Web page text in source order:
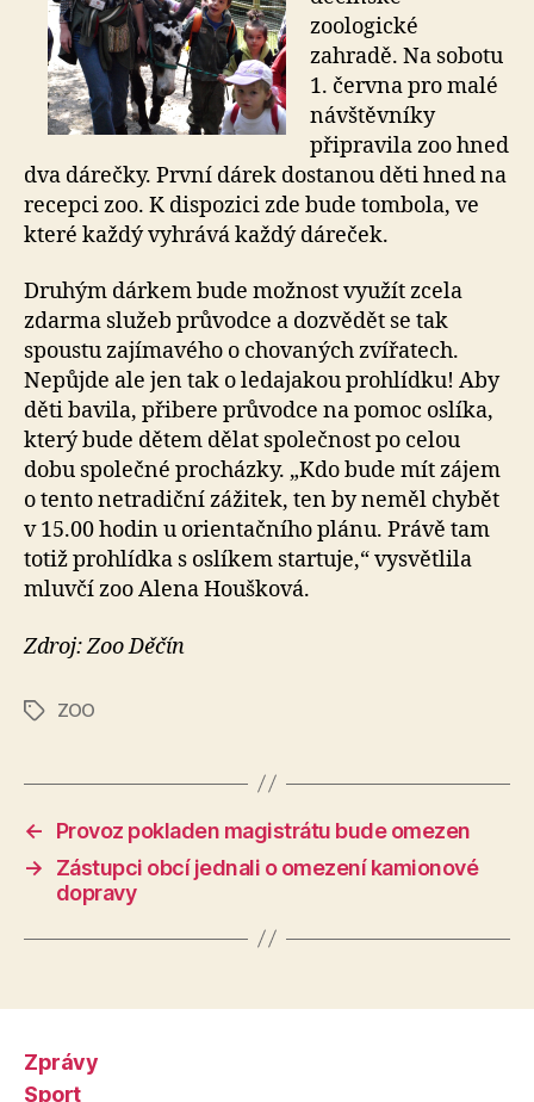
zoologické
zahradě. Na sobotu
1. června pro malé
návštěvníky
připravila zoo hned
dva dárečky. První dárek dostanou děti hned na
recepci zoo. K dispozici zde bude tombola, ve
které každý vyhrává každý dáreček.
Druhým dárkem bude možnost využít zcela
zdarma služeb průvodce a dozvědět se tak
spoustu zajímavého o chovaných zvířatech.
Nepůjde ale jen tak o ledajakou prohlídku! Aby
děti bavila, přibere průvodce na pomoc oslíka,
který bude dětem dělat společnost po celou
dobu společné procházky. „Kdo bude mít zájem
o tento netradiční zážitek, ten by neměl chybět
v 15.00 hodin u orientačního plánu. Právě tam
totiž prohlídka s oslíkem startuje,“ vysvětlila
mluvčí zoo Alena Houšková.
Zdroj: Zoo Děčín
ŠtítkyZOO
←
Provoz pokladen magistrátu bude omezen
→
Zástupci obcí jednali o omezení kamionové
dopravy
Zprávy
Sport